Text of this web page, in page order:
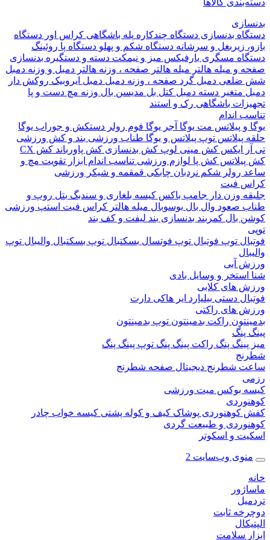
کالاها
بدنسازیدستگاه چندکارهپله باشگاهیکراس اوردستگاه
زیربغل و سرشانه دستگاه شکم و پهلودستگاه پاروئینگ
مسگریبارفیکسمیز و نیمکتدسته و دستگیره بدنسازی
و میله هالتر میله هالتر صفحه ، وزنه هالتر دمبل و وزنه دمبل
دمبل گرد صفحه ، وزنه دمبل دمبل ایروبیک روکش دار
متغیردسته دمبل کتل بلمدیسن بالوزنه مچ دست و پا
باشگاهیرک و استند
اندام
و پیلاتسمت یوگاآجر یوگا فوم رولر دستکش و جوراب یوگا
پیلاتستوپ پیلاتس و یوگاطناب ورزشی بند و کش ورزشی
ایکس کش مینی لوپ کش بدنسازیکش پاورباندکش CX
کش پالوازم ورزشی تناسب اندام ابزار تقویت مچ و
رولر شکم نردبان چابکیقمقمه و شیکر ورزشی
فیت
وزن دارجامپ باکسکیسه بلغاری و سندبگبتل روپ و
صعودوال بال بوسوبالمیله هالتر کراس فیت استپ ورزشی
بالکمربند بدنسازیبند لیفت و کف بند
توپ فوتبالتوپ فوتسالبسکتبالتوپ بسکتبالوالیبال توپ
آبی
و وسایل بادی
های کلابی
دستیبیلیاردایر هاکیدارت
های راکتی
راکت بدمینتونتوپ بدمینتون
پنگ
پنگراکت پینگ پنگتوپ پینگ پنگ
شطرنج دیجیتالصفحه شطرنج
بوکسمیت ورزشی
کوهنوردیپوشاککیف و کوله پشتیکیسه خوابچادر
و طبیعت گردی
و اسکوتر
وب‌سایت 2
ثابت
سلامت